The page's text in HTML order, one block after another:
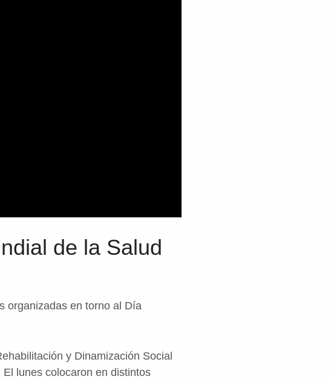
de la Salud
organizadas en torno al Día
y Dinamización Social
lunes colocaron en distintos